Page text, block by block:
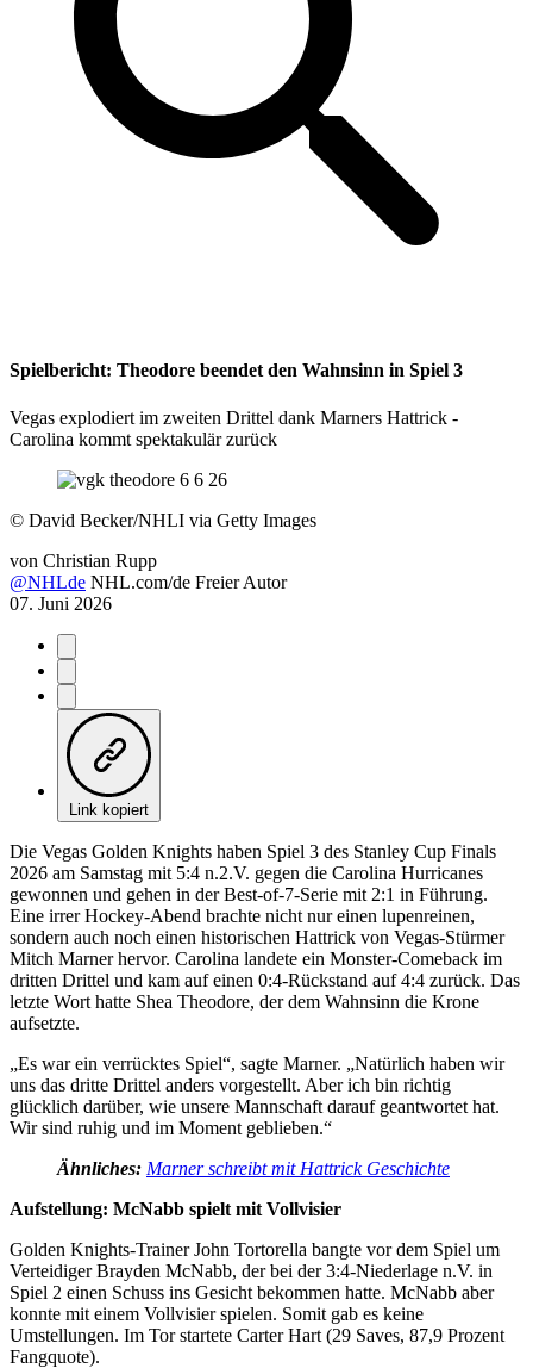
Spielbericht: Theodore beendet den Wahnsinn in Spiel 3
Vegas explodiert im zweiten Drittel dank Marners Hattrick -
Carolina kommt spektakulär zurück
© David Becker/NHLI via Getty Images
von Christian Rupp
@NHLde NHL.com/de Freier Autor
07. Juni 2026
Link kopiert
Die Vegas Golden Knights haben Spiel 3 des Stanley Cup Finals
2026 am Samstag mit 5:4 n.2.V. gegen die Carolina Hurricanes
gewonnen und gehen in der Best-of-7-Serie mit 2:1 in Führung.
Eine irrer Hockey-Abend brachte nicht nur einen lupenreinen,
sondern auch noch einen historischen Hattrick von Vegas-Stürmer
Mitch Marner hervor. Carolina landete ein Monster-Comeback im
dritten Drittel und kam auf einen 0:4-Rückstand auf 4:4 zurück. Das
letzte Wort hatte Shea Theodore, der dem Wahnsinn die Krone
aufsetzte.
„Es war ein verrücktes Spiel“, sagte Marner. „Natürlich haben wir
uns das dritte Drittel anders vorgestellt. Aber ich bin richtig
glücklich darüber, wie unsere Mannschaft darauf geantwortet hat.
Wir sind ruhig und im Moment geblieben.“
Ähnliches: Marner schreibt mit Hattrick Geschichte
Aufstellung: McNabb spielt mit Vollvisier
Golden Knights-Trainer John Tortorella bangte vor dem Spiel um
Verteidiger Brayden McNabb, der bei der 3:4-Niederlage n.V. in
Spiel 2 einen Schuss ins Gesicht bekommen hatte. McNabb aber
konnte mit einem Vollvisier spielen. Somit gab es keine
Umstellungen. Im Tor startete Carter Hart (29 Saves, 87,9 Prozent
Fangquote).